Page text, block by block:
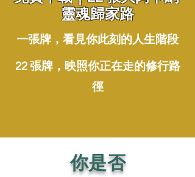
靈魂歸家路
一張牌，看見你此刻的人生階段
22 張牌，映照你正在走的修行路
徑
你是否